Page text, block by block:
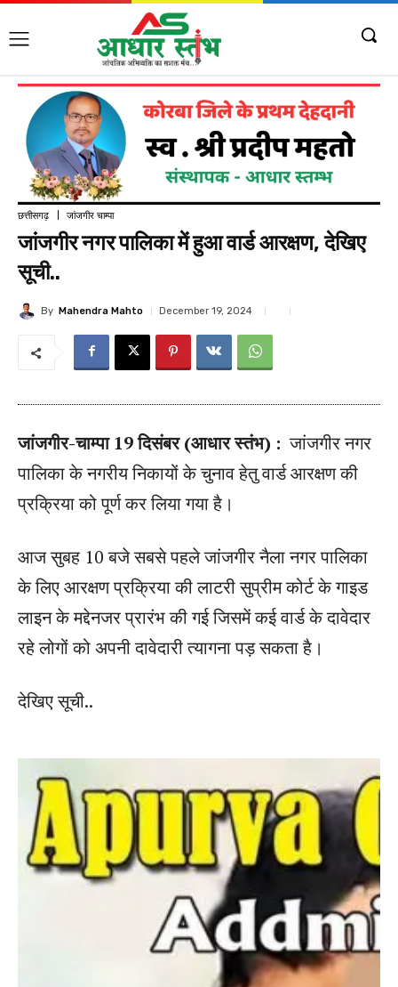
छत्तीसगढ़ जांजगीर चाम्पा
जांजगीर नगर पालिका में हुआ वार्ड आरक्षण, देखिए
सूची..
By Mahendra Mahto December 19, 2024
जांजगीर-चाम्पा 19 दिसंबर (आधार स्तंभ) : जांजगीर नगर
पालिका के नगरीय निकायों के चुनाव हेतु वार्ड आरक्षण की
प्रक्रिया को पूर्ण कर लिया गया है।
आज सुबह 10 बजे सबसे पहले जांजगीर नैला नगर पालिका
के लिए आरक्षण प्रक्रिया की लाटरी सुप्रीम कोर्ट के गाइड
लाइन के मद्देनजर प्रारंभ की गई जिसमें कई वार्ड के दावेदार
रहे लोगों को अपनी दावेदारी त्यागना पड़ सकता है।
देखिए सूची..